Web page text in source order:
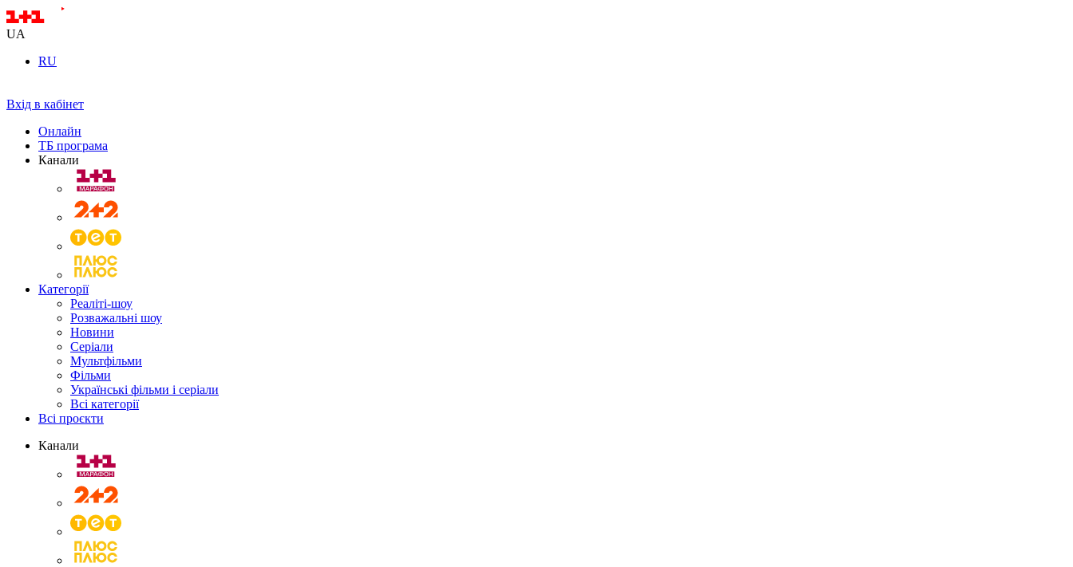
UA
RU
Вхід в кабінет
Онлайн
ТБ програма
Канали
Категорії
Реаліті-шоу
Розважальні шоу
Новини
Серіали
Мультфільми
Фільми
Українські фільми і серіали
Всі категорії
Всі проєкти
Канали